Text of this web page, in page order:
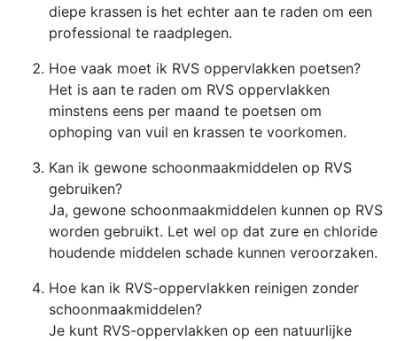
diepe krassen is het echter aan te raden om een
professional te raadplegen.
Hoe vaak moet ik RVS oppervlakken poetsen?
Het is aan te raden om RVS oppervlakken
minstens eens per maand te poetsen om
ophoping van vuil en krassen te voorkomen.
Kan ik gewone schoonmaakmiddelen op RVS
gebruiken?
Ja, gewone schoonmaakmiddelen kunnen op RVS
worden gebruikt. Let wel op dat zure en chloride
houdende middelen schade kunnen veroorzaken.
Hoe kan ik RVS-oppervlakken reinigen zonder
schoonmaakmiddelen?
Je kunt RVS-oppervlakken op een natuurlijke